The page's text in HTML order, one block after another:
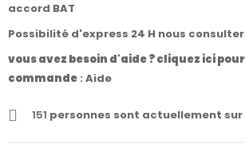
accord BAT
Possibilité d'express 24 H nous consulter
vous avez besoin d'aide ? cliquez ici
commande : Aide
151 personnes sont actuellement